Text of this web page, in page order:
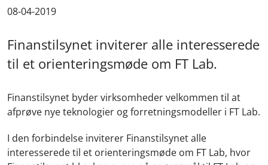
08-04-2019
Finanstilsynet inviterer alle interesserede
til et orienteringsmøde om FT Lab.
Finanstilsynet byder virksomheder velkommen til at
afprøve nye teknologier og forretningsmodeller i FT Lab.
I den forbindelse inviterer Finanstilsynet alle
interesserede til et orienteringsmøde om FT Lab, hvor